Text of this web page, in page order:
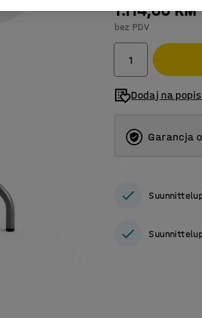
1.114,00 KM
bez PDV
Dodaj na
Garancja